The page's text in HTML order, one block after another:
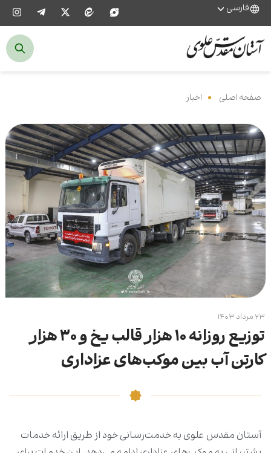
فارسی
صفحه اصلی اخبار
۲۳ مرداد ۱۴۰۳
توزیع روزانه ۱۰ هزار قالب یخ و ۳۰ هزار
کارتن آب بین موکب‌های عزاداری
آستان مقدس علوی به خدمت‌رسانی خود از طریق ارائه خدمات